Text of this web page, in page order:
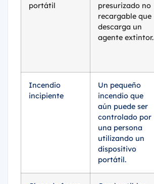
portátil
presurizado no
recargable que
descarga un
agente extintor.
Incendio
incipiente
Un pequeño
incendio que
aún puede ser
controlado por
una persona
utilizando un
dispositivo
portátil.